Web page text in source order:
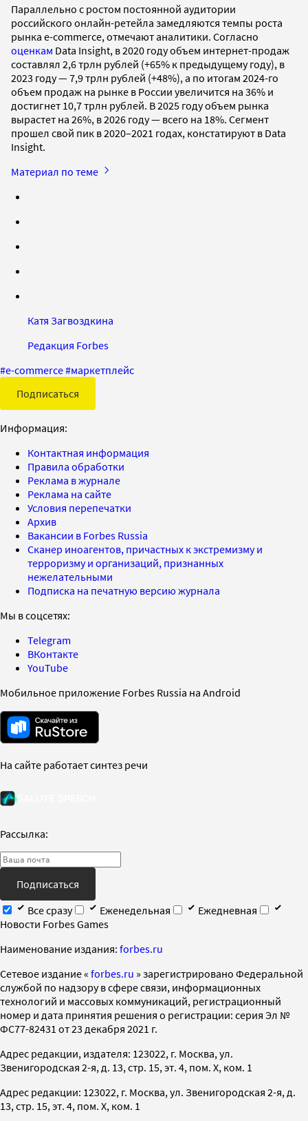
Параллельно с ростом постоянной аудитории
российского онлайн-ретейла замедляются темпы роста
рынка e-commerce, отмечают аналитики. Согласно
оценкам Data Insight, в 2020 году объем интернет-продаж
составлял 2,6 трлн рублей (+65% к предыдущему году), в
2023 году — 7,9 трлн рублей (+48%), а по итогам 2024-го
объем продаж на рынке в России увеличится на 36% и
достигнет 10,7 трлн рублей. В 2025 году объем рынка
вырастет на 26%, в 2026 году — всего на 18%. Сегмент
прошел свой пик в 2020–2021 годах, констатируют в Data
Insight.
Материал по теме
Катя Загвоздкина
Редакция Forbes
#e-commerce#маркетплейс
Подписаться
Информация:
Контактная информация
Правила обработки
Реклама в журнале
Реклама на сайте
Условия перепечатки
Архив
Вакансии в Forbes Russia
Сканер иноагентов, причастных к экстремизму и
терроризму и организаций, признанных
нежелательными
Подписка на печатную версию журнала
Мы в соцсетях:
Telegram
ВКонтакте
YouTube
Мобильное приложение Forbes Russia на Android
На сайте работает синтез речи
Рассылка:
Подписаться
Все сразу
Еженедельная
Ежедневная
Новости Forbes Games
Наименование издания: forbes.ru
Cетевое издание « forbes.ru » зарегистрировано Федеральной
службой по надзору в сфере связи, информационных
технологий и массовых коммуникаций, регистрационный
номер и дата принятия решения о регистрации: серия Эл №
ФС77-82431 от 23 декабря 2021 г.
Адрес редакции, издателя: 123022, г. Москва, ул.
Звенигородская 2-я, д. 13, стр. 15, эт. 4, пом. X, ком. 1
Адрес редакции: 123022, г. Москва, ул. Звенигородская 2-я, д.
13, стр. 15, эт. 4, пом. X, ком. 1